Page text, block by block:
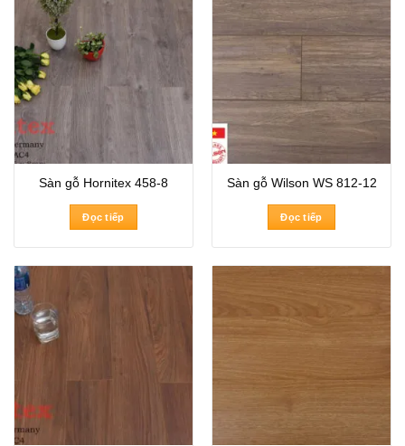
Sàn gỗ Hornitex 458-8
Đọc tiếp
Sàn gỗ Wilson WS 812-12
Đọc tiếp